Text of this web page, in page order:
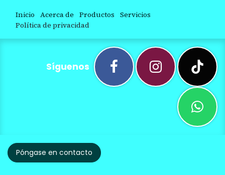
Inicio Acerca de Productos Servicios
Política de privacidad
Síguenos
Póngase en contacto